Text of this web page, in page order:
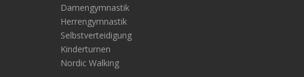
Damengymnastik
Herrengymnastik
Selbstverteidigung
Kinderturnen
Nordic Walking